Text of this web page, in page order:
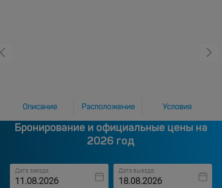
Описание Расположение Условия
Бронирование и официальные цены на
2026 год
Дата заезда: Дата выезда: